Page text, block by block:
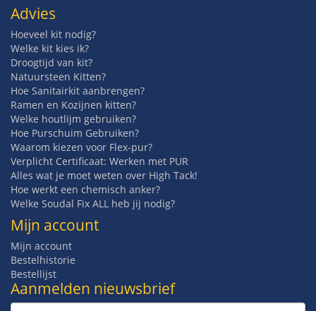
Advies
Hoeveel kit nodig?
Welke kit kies ik?
Droogtijd van kit?
Natuursteen Kitten?
Hoe Sanitairkit aanbrengen?
Ramen en Kozijnen kitten?
Welke houtlijm gebruiken?
Hoe Purschuim Gebruiken?
Waarom kiezen voor Flex-pur?
Verplicht Certificaat: Werken met PUR
Alles wat je moet weten over High Tack!
Hoe werkt een chemisch anker?
Welke Soudal Fix ALL heb jij nodig?
Mijn account
Mijn account
Bestelhistorie
Bestellijst
Aanmelden nieuwsbrief